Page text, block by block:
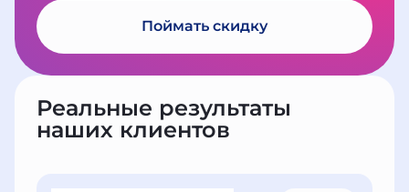
Поймать скидку
Реальные результаты
наших клиентов